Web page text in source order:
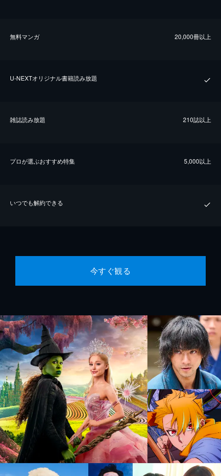
無料マンガ 20,000冊以上
U-NEXTオリジナル書籍読み放題
雑誌読み放題 210誌以上
プロが選ぶおすすめ特集 5,000以上
いつでも解約できる
今すぐ観る